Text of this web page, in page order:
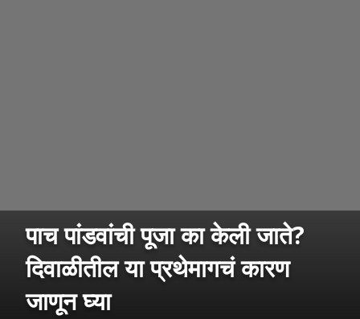
पाच पांडवांची पूजा का केली जाते?
दिवाळीतील या प्रथेमागचं कारण
जाणून घ्या